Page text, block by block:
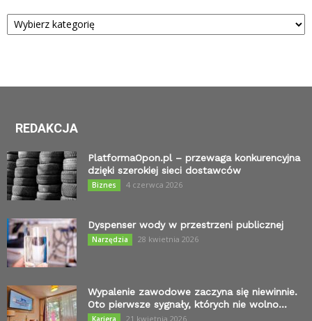
Kategorie
REDAKCJA
PlatformaOpon.pl – przewaga konkurencyjna
dzięki szerokiej sieci dostawców
Biznes 4 czerwca 2026
Dyspenser wody w przestrzeni publicznej
Narzędzia 28 kwietnia 2026
Wypalenie zawodowe zaczyna się niewinnie.
Oto pierwsze sygnały, których nie wolno...
Kariera 21 kwietnia 2026